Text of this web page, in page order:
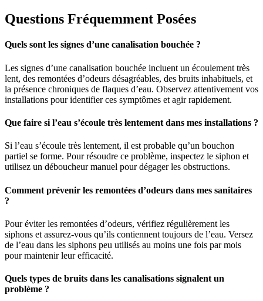
Questions Fréquemment Posées
Quels sont les signes d’une canalisation bouchée ?
Les signes d’une canalisation bouchée incluent un écoulement très
lent, des remontées d’odeurs désagréables, des bruits inhabituels, et
la présence chroniques de flaques d’eau. Observez attentivement vos
installations pour identifier ces symptômes et agir rapidement.
Que faire si l’eau s’écoule très lentement dans mes installations ?
Si l’eau s’écoule très lentement, il est probable qu’un bouchon
partiel se forme. Pour résoudre ce problème, inspectez le siphon et
utilisez un déboucheur manuel pour dégager les obstructions.
Comment prévenir les remontées d’odeurs dans mes sanitaires
?
Pour éviter les remontées d’odeurs, vérifiez régulièrement les
siphons et assurez-vous qu’ils contiennent toujours de l’eau. Versez
de l’eau dans les siphons peu utilisés au moins une fois par mois
pour maintenir leur efficacité.
Quels types de bruits dans les canalisations signalent un
problème ?